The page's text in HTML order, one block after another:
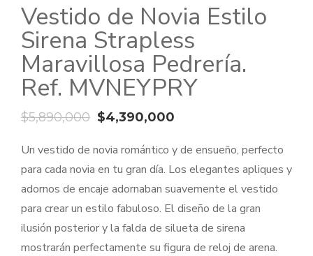
Vestido de Novia Estilo
Sirena Strapless
Maravillosa Pedrería.
Ref. MVNEYPRY
$5,890,000 El
era:
$5,890,000.
$4,390,000
actual
$4,390,000.
Un vestido de novia romántico y de ensueño, perfecto
para cada novia en tu gran día. Los elegantes apliques y
adornos de encaje adornaban suavemente el vestido
para crear un estilo fabuloso. El diseño de la gran
ilusión posterior y la falda de silueta de sirena
mostrarán perfectamente su figura de reloj de arena.